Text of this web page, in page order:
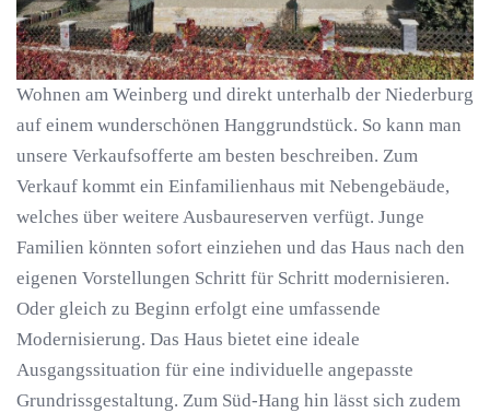
Wohnen am Weinberg und direkt unterhalb der Niederburg
auf einem wunderschönen Hanggrundstück. So kann man
unsere Verkaufsofferte am besten beschreiben. Zum
Verkauf kommt ein Einfamilienhaus mit Nebengebäude,
welches über weitere Ausbaureserven verfügt. Junge
Familien könnten sofort einziehen und das Haus nach den
eigenen Vorstellungen Schritt für Schritt modernisieren.
Oder gleich zu Beginn erfolgt eine umfassende
Modernisierung. Das Haus bietet eine ideale
Ausgangssituation für eine individuelle angepasste
Grundrissgestaltung. Zum Süd-Hang hin lässt sich zudem